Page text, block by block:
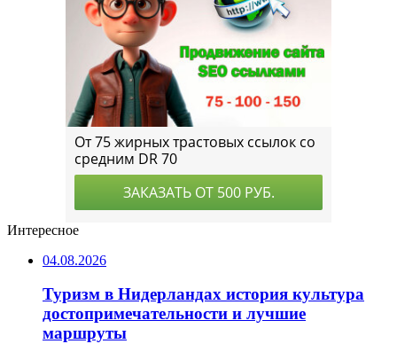
Интересное
04.08.2026
Туризм в Нидерландах история культура
достопримечательности и лучшие
маршруты